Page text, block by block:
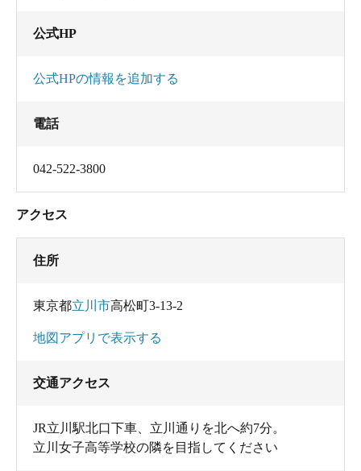
天井近くまできれいに並ぶフィギア
公式HP
公式HPの情報を追加する
電話
042-522-3800
アクセス
住所
東京都立川市高松町3-13-2
地図アプリで表示する
交通アクセス
JR立川駅北口下車、立川通りを北へ約7分。
立川女子高等学校の隣を目指してください